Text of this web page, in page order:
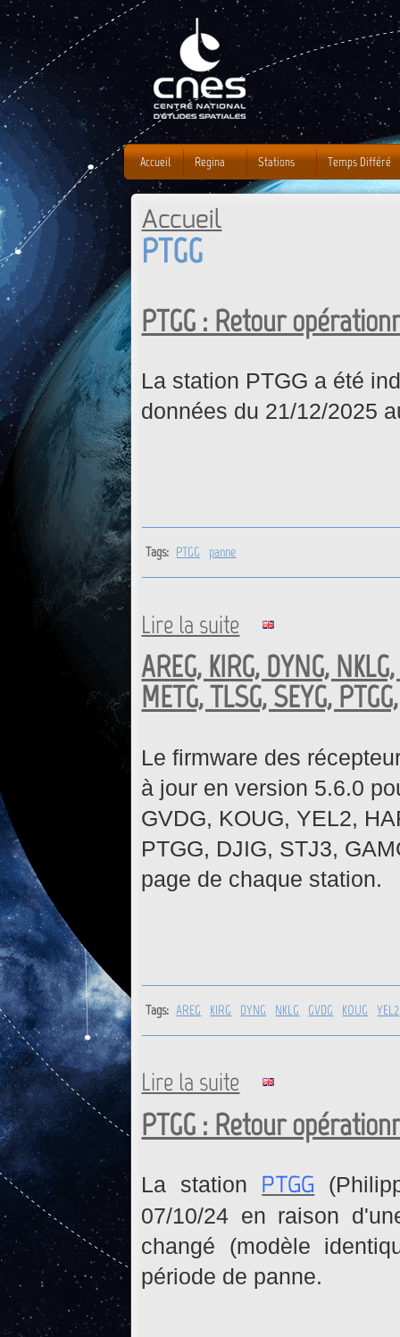
Vous êtes ici
Accueil
PTGG
PTGG : Retour
La station PTGG a été
données du 21/12/2025
Tags: PTGG panne
Lire la suite de PTGG : Retour
AREG, KIRG, DYNG,
METG, TLSG, SEYG,
Le firmware des
à jour en version 5.6.0
GVDG, KOUG, YEL2,
PTGG, DJIG, STJ3,
page de chaque station.
Tags: AREG KIRG DYNG NKLG GVDG KOUG YEL2
Lire la suite de AREG, KIRG, DYNG,
GAMG : Mise à jour
PTGG : Retour
La station PTGG
07/10/24 en raison
changé (modèle
période de panne.
Accueil Regina Stations Temps Différé